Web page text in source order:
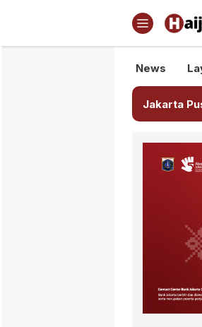
Semua
News
Jakarta